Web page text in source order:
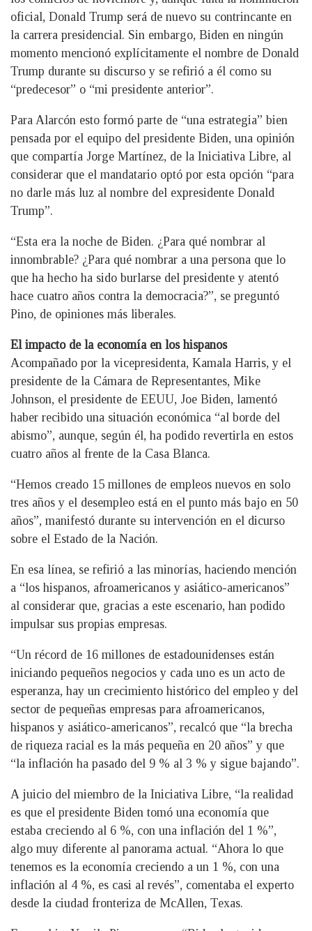
oficial, Donald Trump será de nuevo su contrincante en
la carrera presidencial. Sin embargo, Biden en ningún
momento mencionó explícitamente el nombre de Donald
Trump durante su discurso y se refirió a él como su
“predecesor” o “mi presidente anterior”.
Para Alarcón esto formó parte de “una estrategia” bien
pensada por el equipo del presidente Biden, una opinión
que compartía Jorge Martínez, de la Iniciativa Libre, al
considerar que el mandatario optó por esta opción “para
no darle más luz al nombre del expresidente Donald
Trump”.
“Esta era la noche de Biden. ¿Para qué nombrar al
innombrable? ¿Para qué nombrar a una persona que lo
que ha hecho ha sido burlarse del presidente y atentó
hace cuatro años contra la democracia?”, se preguntó
Pino, de opiniones más liberales.
El impacto de la economía en los hispanos
Acompañado por la vicepresidenta, Kamala Harris, y el
presidente de la Cámara de Representantes, Mike
Johnson, el presidente de EEUU, Joe Biden, lamentó
haber recibido una situación económica “al borde del
abismo”, aunque, según él, ha podido revertirla en estos
cuatro años al frente de la Casa Blanca.
“Hemos creado 15 millones de empleos nuevos en solo
tres años y el desempleo está en el punto más bajo en 50
años”, manifestó durante su intervención en el dicurso
sobre el Estado de la Nación.
En esa línea, se refirió a las minorías, haciendo mención
a “los hispanos, afroamericanos y asiático-americanos”
al considerar que, gracias a este escenario, han podido
impulsar sus propias empresas.
“Un récord de 16 millones de estadounidenses están
iniciando pequeños negocios y cada uno es un acto de
esperanza, hay un crecimiento histórico del empleo y del
sector de pequeñas empresas para afroamericanos,
hispanos y asiático-americanos”, recalcó que “la brecha
de riqueza racial es la más pequeña en 20 años” y que
“la inflación ha pasado del 9 % al 3 % y sigue bajando”.
A juicio del miembro de la Iniciativa Libre, “la realidad
es que el presidente Biden tomó una economía que
estaba creciendo al 6 %, con una inflación del 1 %”,
algo muy diferente al panorama actual. “Ahora lo que
tenemos es la economía creciendo a un 1 %, con una
inflación al 4 %, es casi al revés”, comentaba el experto
desde la ciudad fronteriza de McAllen, Texas.